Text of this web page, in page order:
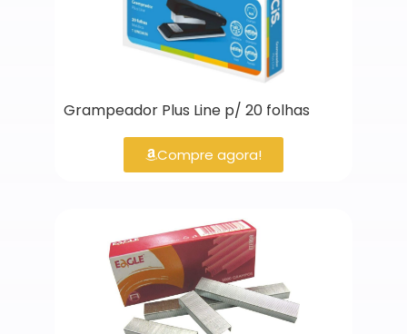
Grampeador Plus Line p/ 20 folhas
Compre agora!